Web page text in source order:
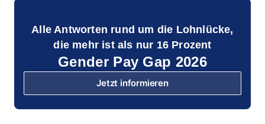
Alle Antworten rund um die Lohnlücke,
die mehr ist als nur 16 Prozent
Gender Pay Gap 2026
Jetzt informieren